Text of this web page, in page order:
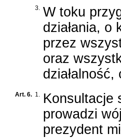
3. W toku
działania, o
przez
oraz
Art. 6. 1. Konsultacje
prowadzi
prezydent